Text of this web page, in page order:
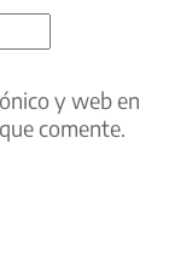
y web en
comente.